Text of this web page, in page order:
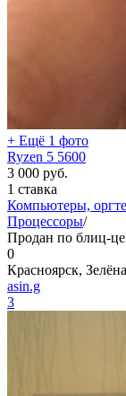
+ Ещё 1 фото
Ryzen 5 5600
3 000 руб.
1 ставка
Компьютеры,
Процессоры/
Продан по блиц-
0
Красноярск,
asin.g
3